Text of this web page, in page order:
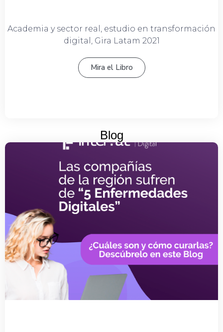
Academia y sector real, estudio en transformación
digital, Gira Latam 2021
Mira el Libro
Blog